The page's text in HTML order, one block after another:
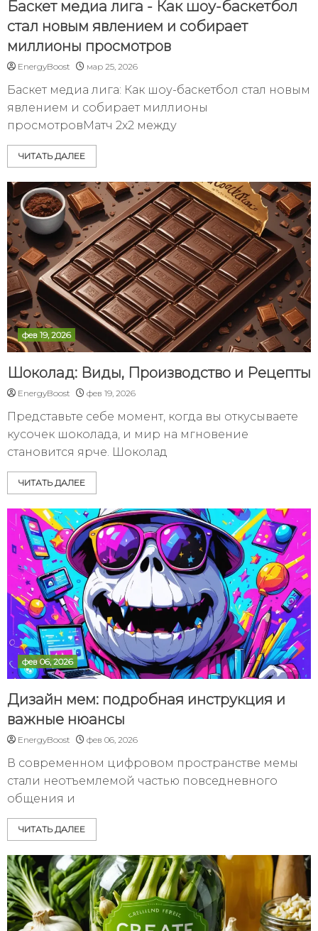
Баскет медиа лига - Как шоу-баскетбол
стал новым явлением и собирает
миллионы просмотров
EnergyBoost мар 25, 2026
Баскет медиа лига: Как шоу-баскетбол стал новым
явлением и собирает миллионы
просмотровМатч 2х2 между
ЧИТАТЬ ДАЛЕЕ
фев 19, 2026
Шоколад: Виды, Производство и Рецепты
EnergyBoost фев 19, 2026
Представьте себе момент, когда вы откусываете
кусочек шоколада, и мир на мгновение
становится ярче. Шоколад
ЧИТАТЬ ДАЛЕЕ
фев 06, 2026
Дизайн мем: подробная инструкция и
важные нюансы
EnergyBoost фев 06, 2026
В современном цифровом пространстве мемы
стали неотъемлемой частью повседневного
общения и
ЧИТАТЬ ДАЛЕЕ